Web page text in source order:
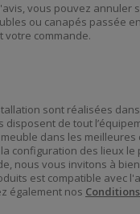
vous pouvez annuler
ou canapés passée
votre commande.
sont réalisées
disposent de tout
dans les
configuration des lieux le
nous vous invitons à
est compatible avec
également nos